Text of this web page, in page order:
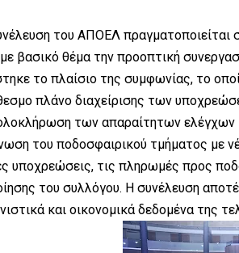
του ΑΠΟΕΛ πραγματοποιείται
με βασικό θέμα την προοπτική
το πλαίσιο της συμφωνίας, το
πλάνο διαχείρισης των
των απαραίτητων ελέγχων
του ποδοσφαιρικού τμήματος με
υποχρεώσεις, τις πληρωμές προς
του συλλόγου. Η συνέλευση
και οικονομικά δεδομένα της